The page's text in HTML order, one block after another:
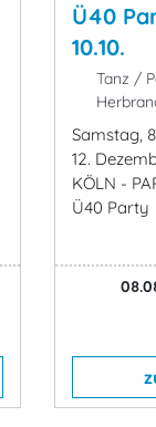
Ü40
10.10.
Tanz /
Samstag,
12.
KÖLN -
Ü40 Party